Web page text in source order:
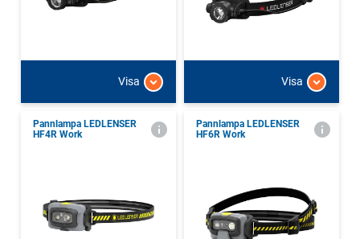
Visa Visa
Pannlampa LEDLENSER
HF4R Work
Pannlampa LEDLENSER
HF6R Work